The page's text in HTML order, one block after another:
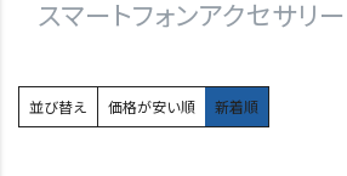
スマートフォンアクセサリ
並び替え 価格が安い順 新着順